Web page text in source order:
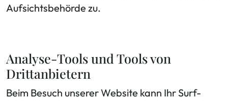
Aufsichtsbehörde zu.
Analyse-Tools und Tools von
Drittanbietern
Beim Besuch unserer Website kann Ihr Surf-